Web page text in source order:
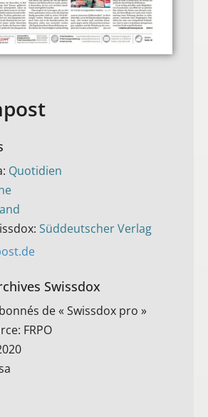
Quotidien
Süddeutscher Verlag
Swissdox
de « Swissdox pro »
FRPO